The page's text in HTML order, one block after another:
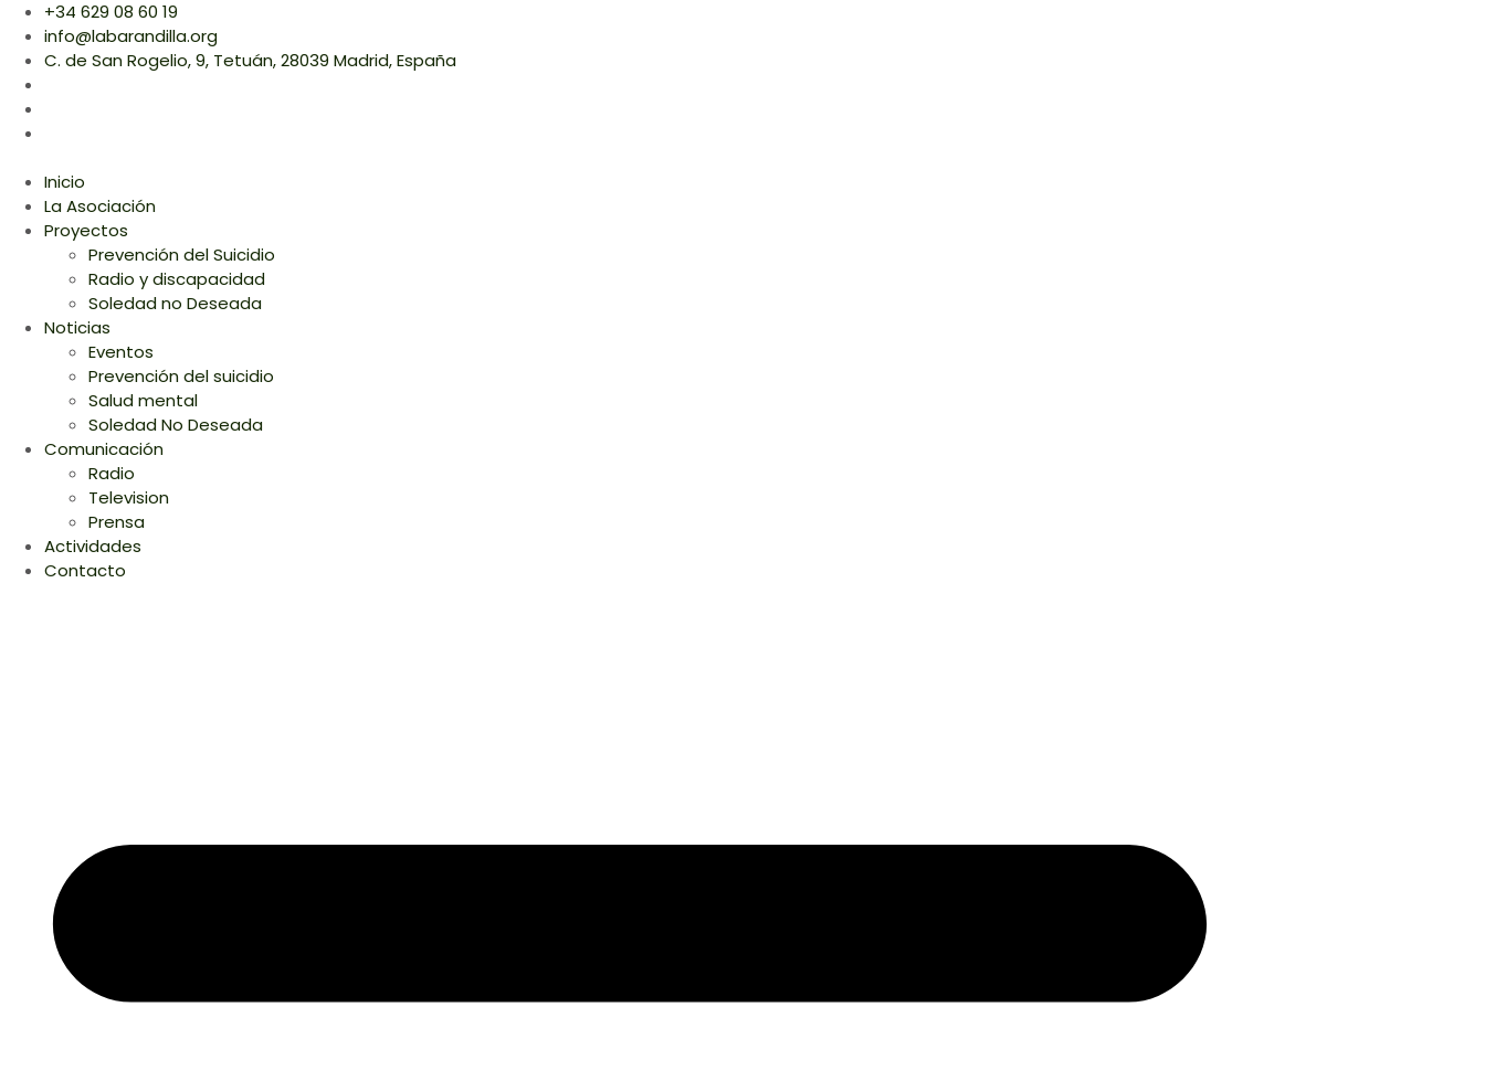
+34 629 08 60 19
info@labarandilla.org
C. de San Rogelio, 9, Tetuán, 28039 Madrid, España
Inicio
La Asociación
Proyectos
Prevención del Suicidio
Radio y discapacidad
Soledad no Deseada
Noticias
Eventos
Prevención del suicidio
Salud mental
Soledad No Deseada
Comunicación
Radio
Television
Prensa
Actividades
Contacto